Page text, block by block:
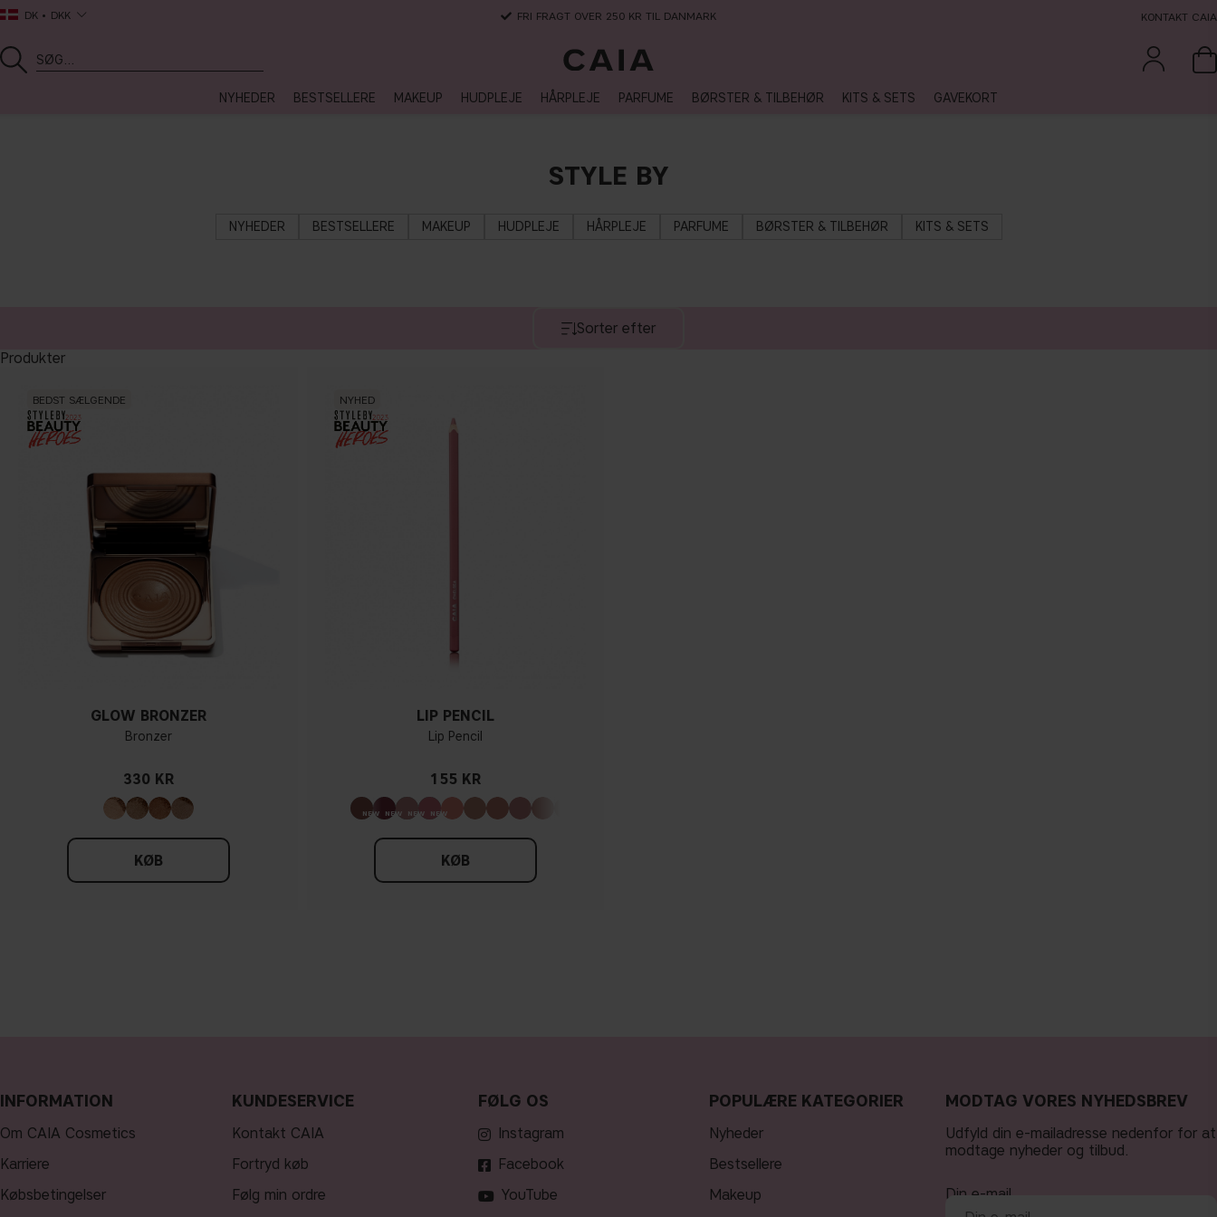
DK DKK FRI FRAGT OVER 250 KR TIL DANMARK KONTAKT CAIA
NYHEDER BESTSELLERE MAKEUP HUDPLEJE HÅRPLEJE PARFUME BØRSTER & TILBEHØR KITS & SETS GAVEKORT
STYLE BY
NYHEDER BESTSELLERE MAKEUP HUDPLEJE HÅRPLEJE PARFUME BØRSTER & TILBEHØR KITS & SETS
Sorter efter
Produkter
BEDST SÆLGENDE
GLOW BRONZER
Bronzer
330 KR
KØB
NYHED
LIP PENCIL
Lip Pencil
155 KR
KØB
INFORMATION
Om CAIA Cosmetics
Karriere
Købsbetingelser
KUNDESERVICE
Kontakt CAIA
Fortryd køb
Følg min ordre
FØLG OS
Instagram
Facebook
YouTube
POPULÆRE KATEGORIER
nyheder
bestsellere
makeup
MODTAG VORES NYHEDSBREV
Udfyld din e-mailadresse nedenfor for at
modtage nyheder og tilbud.
Din e-mail